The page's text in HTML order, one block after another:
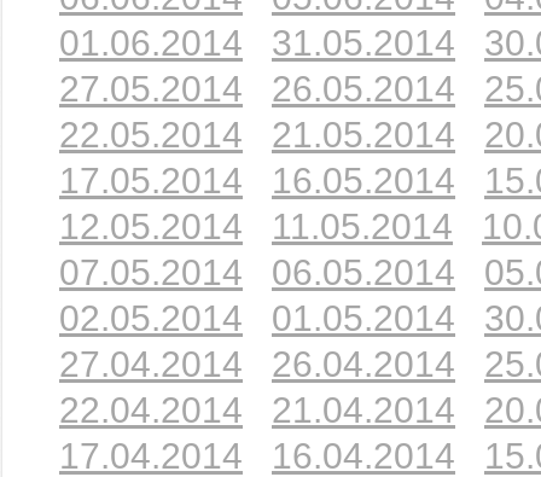
01.06.2014
31.05.2014
27.05.2014
26.05.2014
22.05.2014
21.05.2014
17.05.2014
16.05.2014
12.05.2014
11.05.2014
07.05.2014
06.05.2014
02.05.2014
01.05.2014
27.04.2014
26.04.2014
22.04.2014
21.04.2014
17.04.2014
16.04.2014